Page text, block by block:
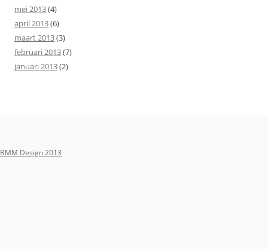
mei 2013(4)
april 2013(6)
maart 2013(3)
februari 2013(7)
januari 2013(2)
BMM Design 2013